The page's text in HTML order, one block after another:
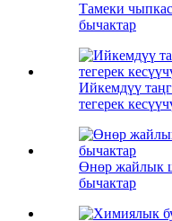
Тамеки
бычактар
Ийкемдүү
тегерек
Өнөр жайлык
бычактар